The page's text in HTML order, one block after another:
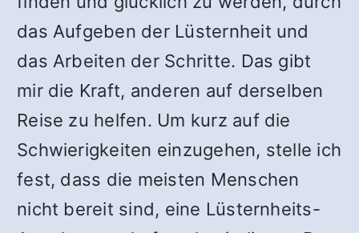
das Aufgeben der Lüsternheit und
das Arbeiten der Schritte. Das gibt
mir die Kraft, anderen auf derselben
Reise zu helfen. Um kurz auf die
Schwierigkeiten einzugehen, stelle ich
fest, dass die meisten Menschen
nicht bereit sind, eine Lüsternheits-